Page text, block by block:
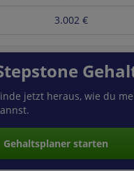
3.002 €
jetzt heraus, wie du
Gehaltsplaner starten